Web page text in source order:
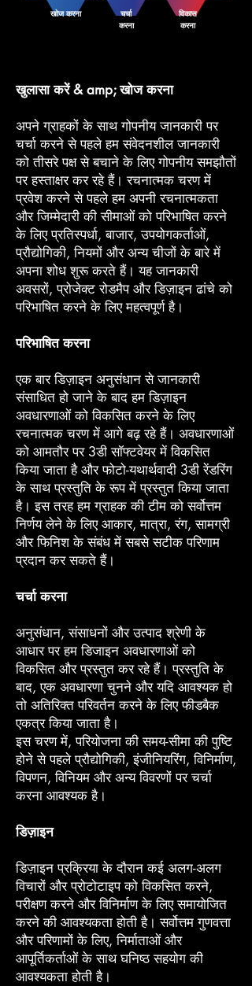
खोज करना
विकास
करना
चर्चा
करना
खुलासा करें & amp; खोज करना
अपने ग्राहकों के साथ गोपनीय जानकारी पर
चर्चा करने से पहले हम संवेदनशील जानकारी
को तीसरे पक्ष से बचाने के लिए गोपनीय समझौतों
पर हस्ताक्षर कर रहे हैं। रचनात्मक चरण में
प्रवेश करने से पहले हम अपनी रचनात्मकता
और जिम्मेदारी की सीमाओं को परिभाषित करने
के लिए प्रतिस्पर्धा, बाजार, उपयोगकर्ताओं,
प्रौद्योगिकी, नियमों और अन्य चीजों के बारे में
अपना शोध शुरू करते हैं। यह जानकारी
अवसरों, प्रोजेक्ट रोडमैप और डिज़ाइन ढांचे को
परिभाषित करने के लिए महत्वपूर्ण है।
परिभाषित करना
एक बार डिज़ाइन अनुसंधान से जानकारी
संसाधित हो जाने के बाद हम डिज़ाइन
अवधारणाओं को विकसित करने के लिए
रचनात्मक चरण में आगे बढ़ रहे हैं। अवधारणाओं
को आमतौर पर 3डी सॉफ्टवेयर में विकसित
किया जाता है और फोटो-यथार्थवादी 3डी रेंडरिंग
के साथ प्रस्तुति के रूप में प्रस्तुत किया जाता
है। इस तरह हम ग्राहक की टीम को सर्वोत्तम
निर्णय लेने के लिए आकार, मात्रा, रंग, सामग्री
और फिनिश के संबंध में सबसे सटीक परिणाम
प्रदान कर सकते हैं।
चर्चा करना
अनुसंधान, संसाधनों और उत्पाद श्रेणी के
आधार पर हम डिजाइन अवधारणाओं को
विकसित और प्रस्तुत कर रहे हैं। प्रस्तुति के
बाद, एक अवधारणा चुनने और यदि आवश्यक हो
तो अतिरिक्त परिवर्तन करने के लिए फीडबैक
एकत्र किया जाता है।
इस चरण में, परियोजना की समय-सीमा की पुष्टि
होने से पहले प्रौद्योगिकी, इंजीनियरिंग, विनिर्माण,
विपणन, विनियम और अन्य विवरणों पर चर्चा
करना आवश्यक है।
डिज़ाइन
डिज़ाइन प्रक्रिया के दौरान कई अलग-अलग
विचारों और प्रोटोटाइप को विकसित करने,
परीक्षण करने और विनिर्माण के लिए समायोजित
करने की आवश्यकता होती है। सर्वोत्तम गुणवत्ता
और परिणामों के लिए, निर्माताओं और
आपूर्तिकर्ताओं के साथ घनिष्ठ सहयोग की
आवश्यकता होती है।